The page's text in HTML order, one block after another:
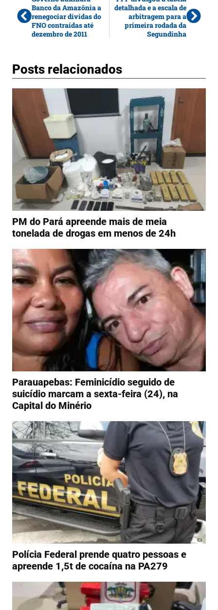
Banco da Amazônia a
renegociar dívidas do
FNO contraídas até
dezembro de 2011
detalhada e a escala de
arbitragem para a
primeira rodada da
Segundinha
Posts relacionados
PM do Pará apreende mais de meia
tonelada de drogas em menos de 24h
Parauapebas: Feminicídio seguido de
suicídio marcam a sexta-feira (24), na
Capital do Minério
Polícia Federal prende quatro pessoas e
apreende 1,5t de cocaína na PA279